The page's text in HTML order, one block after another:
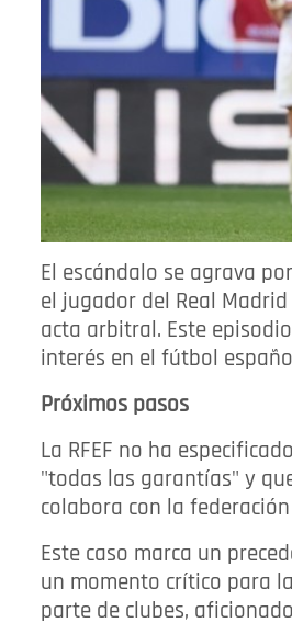
El escándalo se agrava
el jugador del Real
acta arbitral. Este
interés en el fútbol
Próximos pasos
La RFEF no ha
"todas las garantías" y
colabora con la
Este caso marca un
un momento crítico para
parte de clubes,